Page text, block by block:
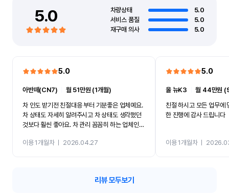
5.0 차량상태
5.0
서비스 품질
5.0
재구매 의사
5.0
5.0
아반떼(CN7)
월 51만원 (1개월)
차 인도 받기전 친절대응 부터 기분좋은 업체예요.
차 상태도 자세히 알려주시고 차 상태도 생각했던
것보다 훨씬 좋아요. 차 관리 꼼꼼히 하는 업체인것
이용 1개월차ㅣ 2026.04.27
5.0
올 뉴K3 ㅣ월 44만원
친절 하시고 모든 업무에
한 진행에 감사 드립니다
이용 1개월차ㅣ
리뷰 모두보기